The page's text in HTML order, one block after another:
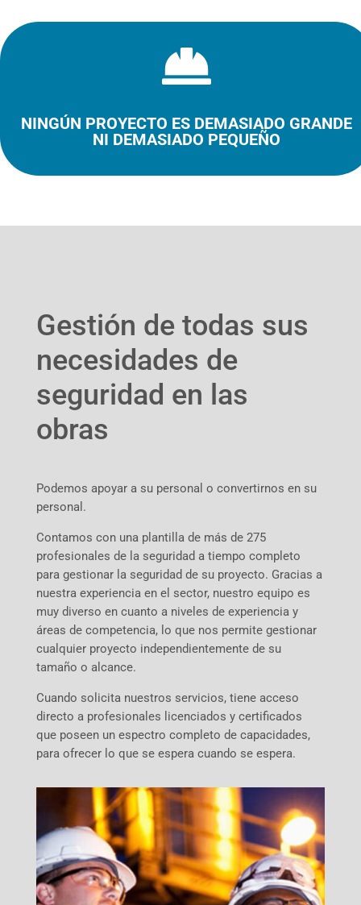

NINGÚN PROYECTO ES DEMASIADO GRANDE
NI DEMASIADO PEQUEÑO
Gestión de todas sus
necesidades de
seguridad en las
obras
Podemos apoyar a su personal o convertirnos en su
personal.
Contamos con una plantilla de más de 275
profesionales de la seguridad a tiempo completo
para gestionar la seguridad de su proyecto. Gracias a
nuestra experiencia en el sector, nuestro equipo es
muy diverso en cuanto a niveles de experiencia y
áreas de competencia, lo que nos permite gestionar
cualquier proyecto independientemente de su
tamaño o alcance.
Cuando solicita nuestros servicios, tiene acceso
directo a profesionales licenciados y certificados
que poseen un espectro completo de capacidades,
para ofrecer lo que se espera cuando se espera.